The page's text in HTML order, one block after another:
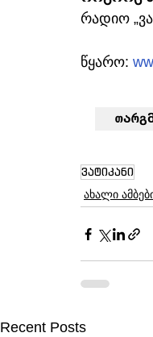
რადიო
წყარო:
ვატიკანი
ახალი
Recent Posts